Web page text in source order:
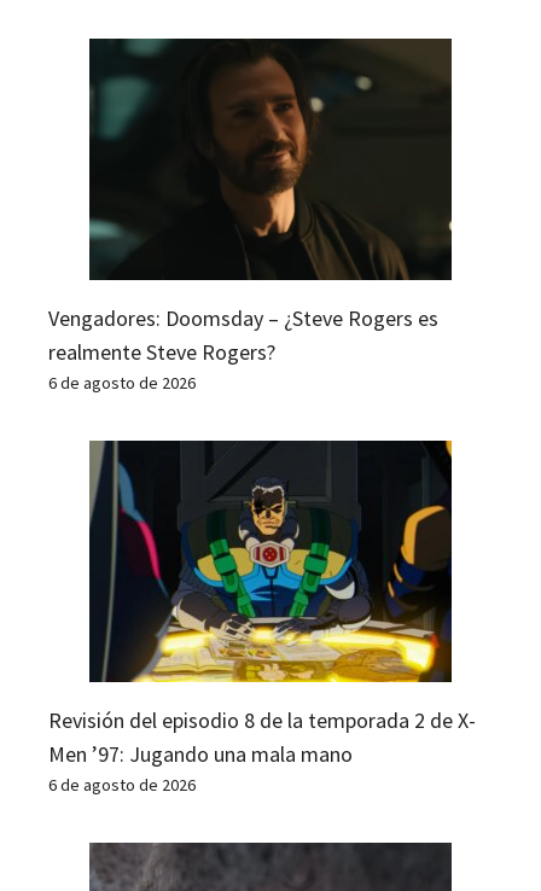
Vengadores: Doomsday – ¿Steve Rogers es
realmente Steve Rogers?
6 de agosto de 2026
Revisión del episodio 8 de la temporada 2 de X-
Men ’97: Jugando una mala mano
6 de agosto de 2026